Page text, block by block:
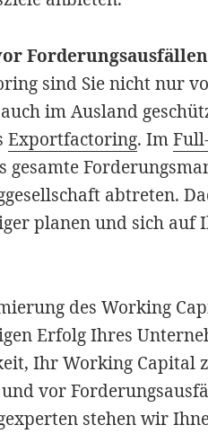
Forderungsausfällen
sind Sie nicht nur
im Ausland
Exportfactoring. Im
gesamte
abtreten.
planen und sich auf
des Working
Erfolg Ihres
Ihr Working Capital
vor
stehen wir